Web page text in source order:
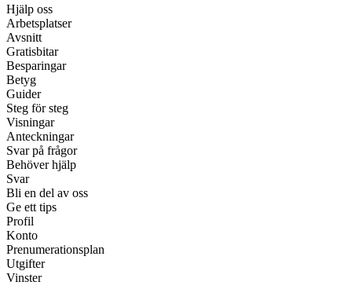
Hjälp oss
Arbetsplatser
Avsnitt
Gratisbitar
Besparingar
Betyg
Guider
Steg för steg
Visningar
Anteckningar
Svar på frågor
Behöver hjälp
Svar
Bli en del av oss
Ge ett tips
Profil
Konto
Prenumerationsplan
Utgifter
Vinster